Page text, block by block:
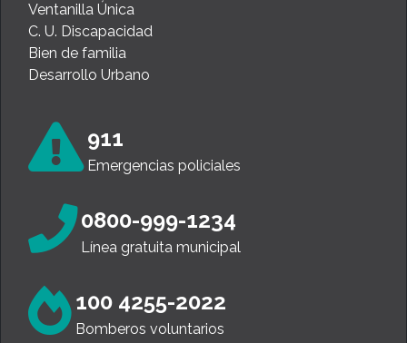
Ventanilla Única
C. U. Discapacidad
Bien de familia
Desarrollo Urbano
911
Emergencias policiales
0800-999-1234
Línea gratuita municipal
100 4255-2022
Bomberos voluntarios